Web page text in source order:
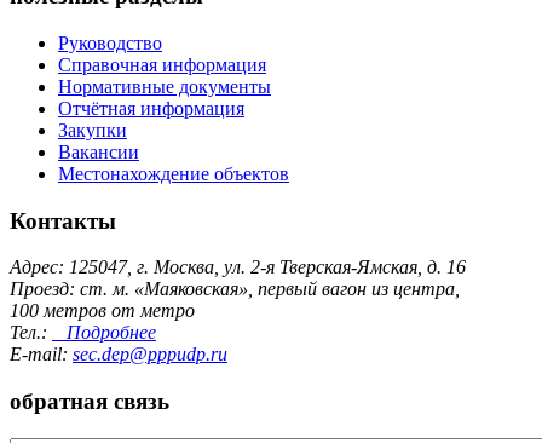
Руководство
Справочная информация
Нормативные документы
Отчётная информация
Закупки
Вакансии
Местонахождение объектов
Контакты
Адрес: 125047, г. Москва, ул. 2-я Тверская-Ямская, д. 16
Проезд: ст. м. «Маяковская», первый вагон из центра,
100 метров от метро
Тел.:
Подробнее
E-mail: sec.dep@pppudp.ru
обратная связь